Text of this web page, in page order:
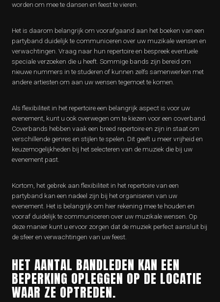
worden om mee te dansen en feest te vieren.
Het is daarom belangrijk om voorafgaand aan het boeken van een
partyband duidelijk te communiceren over uw muzikale wensen en
verwachtingen. Vraag naar hun repertoire en bespreek eventuele
speciale verzoeken die u heeft. Sommige bands zijn bereid om
nieuwe nummers in te studeren of kunnen zelfs samenwerken met
andere artiesten om aan uw wensen tegemoet te komen.
Als flexibiliteit in het repertoire een belangrijk aspect is voor uw
evenement, kunt u ook overwegen om te kiezen voor een coverband.
Coverbands hebben vaak een breed repertoire en zijn in staat om
verschillende genres en stijlen te spelen. Dit geeft u meer vrijheid en
keuzemogelijkheden bij het selecteren van de muziek die bij uw
evenement past.
Kortom, het gebrek aan flexibiliteit in het repertoire van een
partyband kan een nadeel zijn bij het organiseren van uw
evenement. Het is belangrijk om hier rekening mee te houden en
vooraf duidelijk te communiceren over uw muzikale wensen. Op
deze manier kunt u ervoor zorgen dat de muziek perfect aansluit bij
de sfeer en verwachtingen van uw feest.
HET AANTAL BANDLEDEN KAN EEN
BEPERKING OPLEGGEN OP DE LOCATIE
WAAR ZE OPTREDEN.